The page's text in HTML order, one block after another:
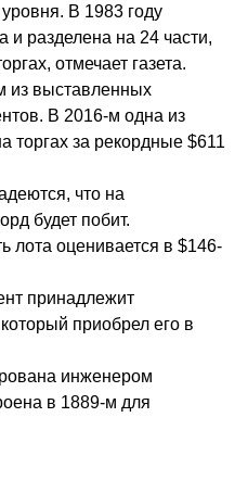
В 1983 году
и разделена на 24 части,
отмечает газета.
из выставленных
В 2016-м одна из
торгах за рекордные $611
что на
будет побит.
лота оценивается в $146-
принадлежит
приобрел его в
инженером
в 1889-м для